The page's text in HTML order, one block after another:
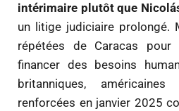
intérimaire plutôt que
un litige judiciaire prolongé.
répétées de Caracas
financer des besoins
britanniques,
renforcées en janvier 2025